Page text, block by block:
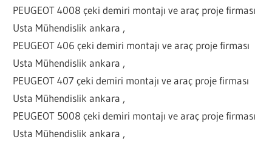
PEUGEOT 4008 çeki demiri montajı ve araç proje firması
Usta Mühendislik ankara ,
PEUGEOT 406 çeki demiri montajı ve araç proje firması
Usta Mühendislik ankara ,
PEUGEOT 407 çeki demiri montajı ve araç proje firması
Usta Mühendislik ankara ,
PEUGEOT 5008 çeki demiri montajı ve araç proje firması
Usta Mühendislik ankara ,